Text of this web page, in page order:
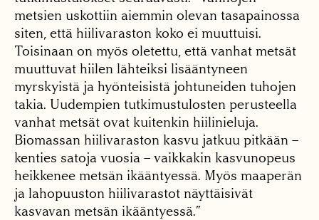
metsien uskottiin aiemmin olevan tasapainossa
siten, että hiilivaraston koko ei muuttuisi.
Toisinaan on myös oletettu, että vanhat metsät
muuttuvat hiilen lähteiksi lisääntyneen
myrskyistä ja hyönteisistä johtuneiden tuhojen
takia. Uudempien tutkimustulosten perusteella
vanhat metsät ovat kuitenkin hiilinieluja.
Biomassan hiilivaraston kasvu jatkuu pitkään –
kenties satoja vuosia – vaikkakin kasvunopeus
heikkenee metsän ikääntyessä. Myös maaperän
ja lahopuuston hiilivarastot näyttäisivät
kasvavan metsän ikääntyessä.”